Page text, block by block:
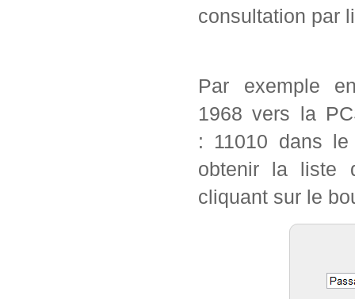
consultation par
Par exemple
1968 vers la
: 11010 dans
obtenir la liste
cliquant sur le